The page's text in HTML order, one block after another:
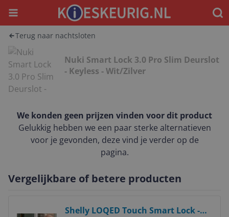
Menu
Terug naar nachtsloten
Nuki Smart Lock 3.0 Pro Slim Deurslot
- Keyless - Wit/Zilver
We konden geen prijzen vinden voor dit product
Gelukkig hebben we een paar sterke alternatieven
voor je gevonden, deze vind je verder op de
pagina.
Vergelijkbare of betere producten
Shelly LOQED Touch Smart Lock -